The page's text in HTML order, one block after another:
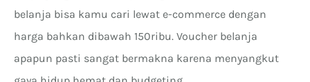
belanja bisa kamu cari lewat e-commerce dengan
harga bahkan dibawah 150ribu. Voucher belanja
apapun pasti sangat bermakna karena menyangkut